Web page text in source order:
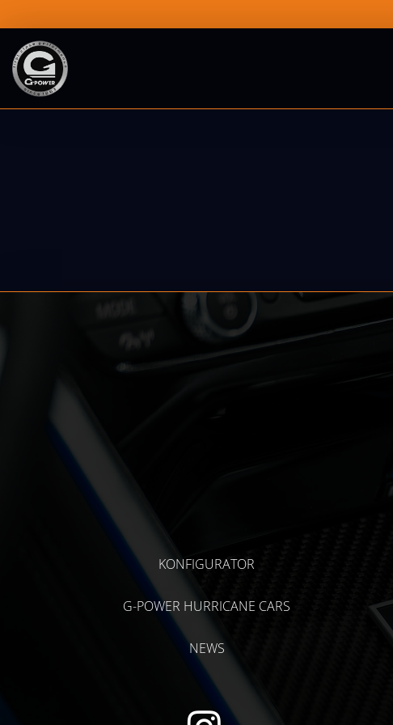
KONFIGURATOR
G-POWER HURRICANE CARS
NEWS